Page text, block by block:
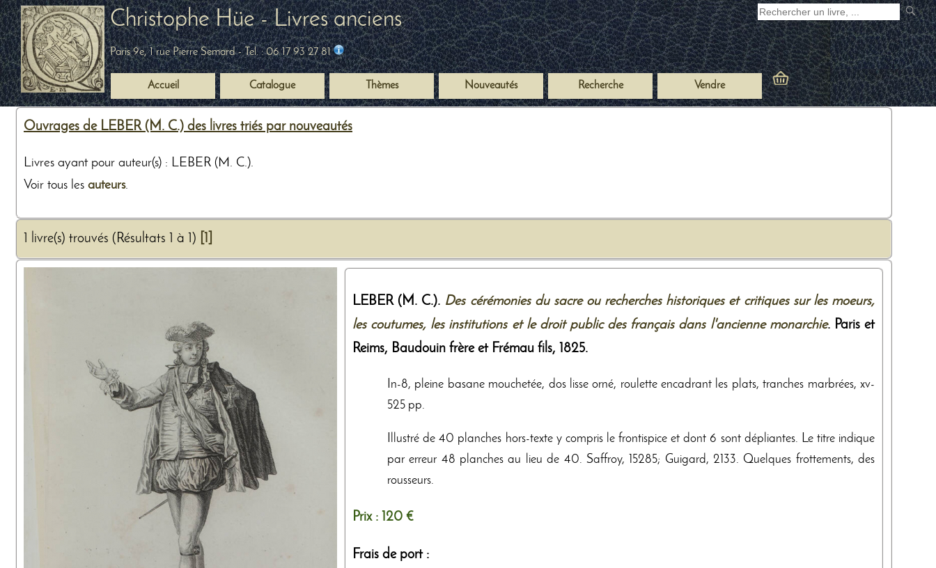
Christophe Hüe - Livres anciens
Paris 9e, 1 rue Pierre Semard- Tel. :06 17 93 27 81
Accueil Catalogue Thèmes Nouveautés Recherche Vendre
Ouvrages de LEBER (M. C.) des livres triés par nouveautés
Livres ayant pour auteur(s) : LEBER (M. C.).
Voir tous les auteurs.
1 livre(s) trouvés (Résultats 1 à 1)
LEBER (M. C.). Des cérémonies du sacre ou recherches historiques et critiques sur les moeurs,
les coutumes, les institutions et le droit public des français dans l'ancienne monarchie. Paris et
Reims, Baudouin frère et Frémau fils, 1825.
In-8, pleine basane mouchetée, dos lisse orné, roulette encadrant les plats, tranches marbrées, xv-
525 pp.
Illustré de 40 planches hors-texte y compris le frontispice et dont 6 sont dépliantes. Le titre indique
par erreur 48 planches au lieu de 40. Saffroy, 15285; Guigard, 2133. Quelques frottements, des
rousseurs.
Prix : 120 €
Frais de port :